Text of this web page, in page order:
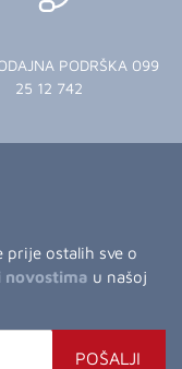
PODRŠKA 099
25 12 742
prije ostalih sve o
novostima u našoj
POŠALJI